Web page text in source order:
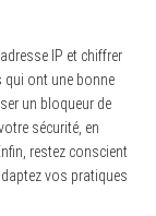
IP et chiffrer
ont une bonne
un bloqueur de
sécurité, en
restez conscient
vos pratiques